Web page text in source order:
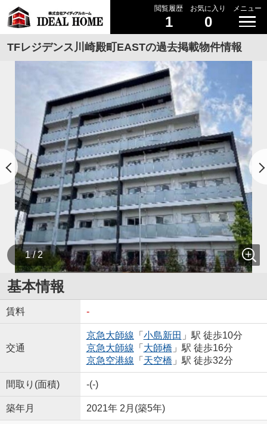
閲覧履歴
1
お気に入り
0
メニュー
TFレジデンス川崎殿町EASTの過去掲載物件情報
1 / 2
基本情報
賃料 -
交通
京急大師線 「 小島新田 」駅 徒歩10分
京急大師線 「 大師橋 」駅 徒歩16分
京急空港線 「 天空橋 」駅 徒歩32分
間取り(面積) -(-)
築年月 2021年 2月(築5年)